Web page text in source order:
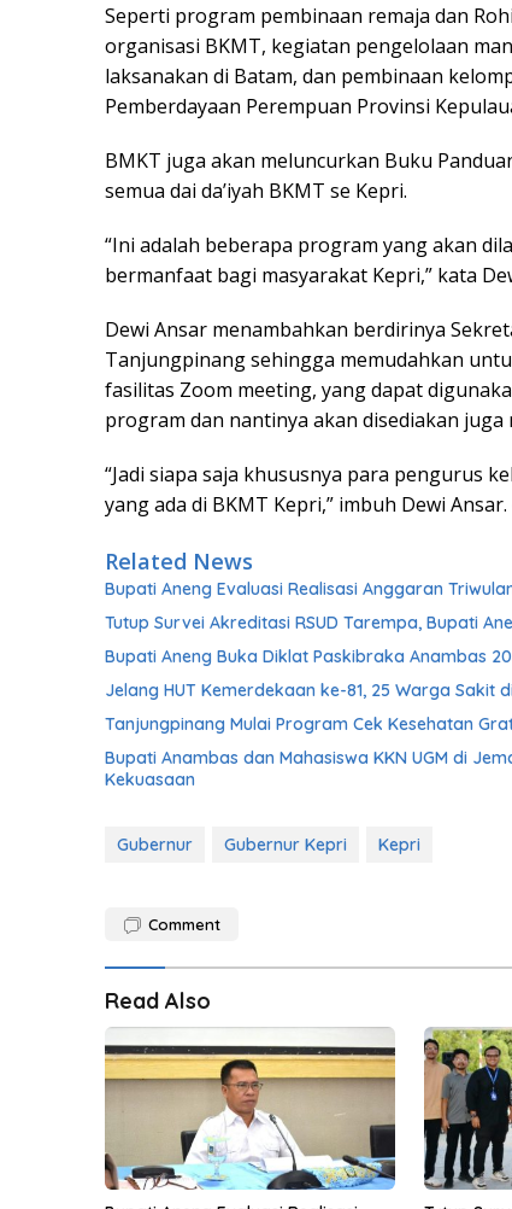
Seperti program pembinaan remaja dan
organisasi BKMT, kegiatan pengelolaan
laksanakan di Batam, dan pembinaan
Pemberdayaan Perempuan Provinsi
BMKT juga akan meluncurkan Buku
semua dai da’iyah BKMT se Kepri.
“Ini adalah beberapa program yang akan
bermanfaat bagi masyarakat Kepri,” kata
Dewi Ansar menambahkan berdirinya
Tanjungpinang sehingga memudahkan
fasilitas Zoom meeting, yang dapat
program dan nantinya akan disediakan
“Jadi siapa saja khususnya para pengurus
yang ada di BKMT Kepri,” imbuh Dewi Ansar.
Related News
Bupati Aneng Evaluasi Realisasi Anggaran
Tutup Survei Akreditasi RSUD Tarempa, Bupati
Bupati Aneng Buka Diklat Paskibraka Anambas
Jelang HUT Kemerdekaan ke-81, 25 Warga
Tanjungpinang Mulai Program Cek Kesehatan
Bupati Anambas dan Mahasiswa KKN UGM di
Kekuasaan
Gubernur Gubernur Kepri Kepri
Comment
Read Also